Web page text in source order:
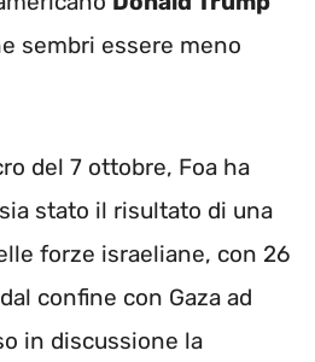
sembri essere meno
del 7 ottobre, Foa ha
stato il risultato di una
forze israeliane, con 26
confine con Gaza ad
in discussione la